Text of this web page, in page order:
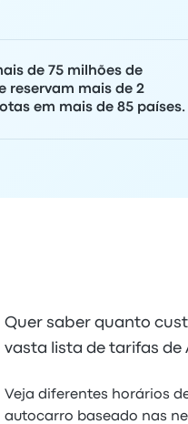
de 75 milhões de
reservam mais de 2
em mais de 85 países.
Quer saber quanto
vasta lista de tarifas de
Veja diferentes horários
autocarro baseado nas